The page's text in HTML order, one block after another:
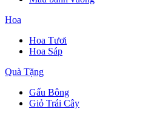
Hoa
Hoa Tươi
Hoa Sáp
Quà Tặng
Gấu Bông
Giỏ Trái Cây